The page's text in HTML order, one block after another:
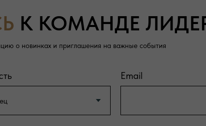
К КОМАНДЕ
о новинках и приглашения на важные события
Email